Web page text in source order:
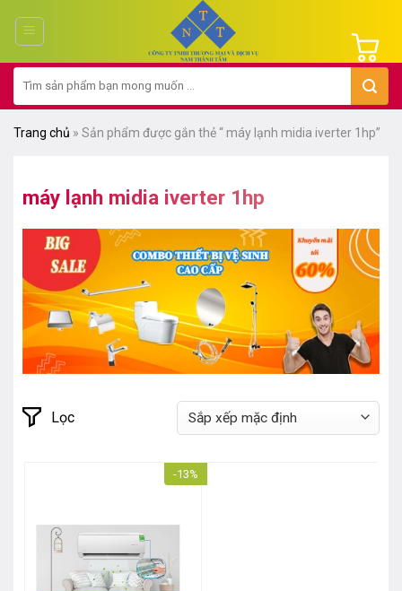
dung
kiếm:
Trang chủ » Sản phẩm được gắn thẻ “ máy lạnh midia iverter 1hp”
máy lạnh midia iverter 1hp
Lọc
-13%